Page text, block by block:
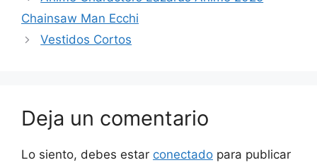
Chainsaw Man Ecchi
Vestidos Cortos
Deja un comentario
Lo siento, debes estar conectado para publicar